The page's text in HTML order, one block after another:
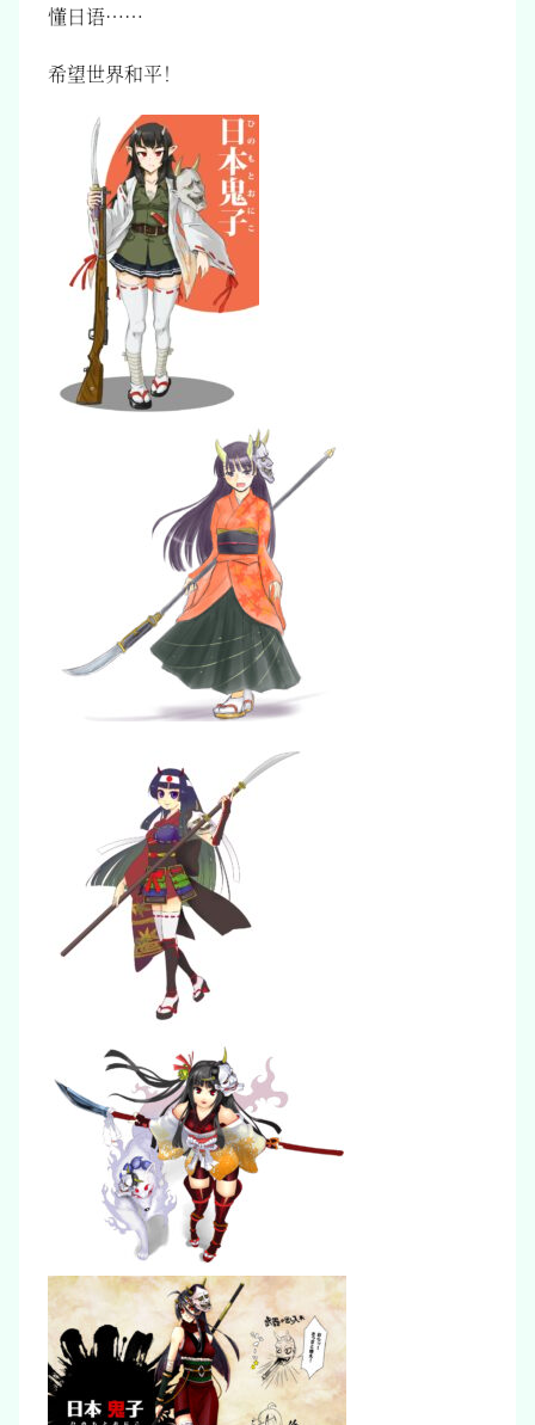
懂日语……
希望世界和平！